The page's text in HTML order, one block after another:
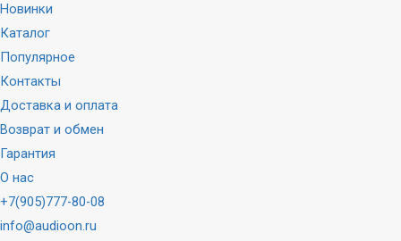
Новинки
Каталог
Популярное
Контакты
Доставка и оплата
Возврат и обмен
Гарантия
О нас
+7(905)777-80-08
info@audioon.ru